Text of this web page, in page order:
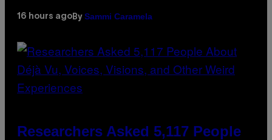
16 hours ago By Sammi Caramela
Researchers Asked 5,117 People